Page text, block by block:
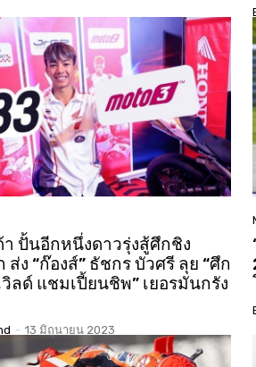
ปั้นอีกหนึ่งดาวรุ่งสู้ศึกชิง
ง “ก๊องส์” ธัชกร บัวศรี ลุย “ศึก
ลด์ แชมเปี้ยนชิพ” เยอรมันกรัง
- 13 มิถุนายน 2023